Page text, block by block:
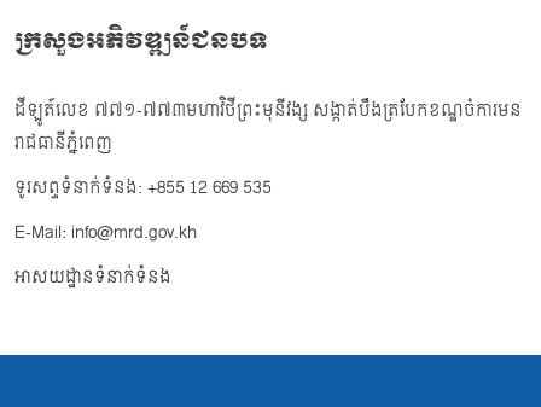
ក្រសួងអភិវឌ្ឍន៍ជនបទ
ដីឡូត៍លេខ ៧៧១-៧៧៣មហាវិថីព្រះមុនីវង្ស សង្កាត់បឹងត្របែកខណ្ឌចំការមន
រាជធានីភ្នំពេញ
ទូរសព្ទទំនាក់ទំនង: +855 12 669 535
E-Mail: info@mrd.gov.kh
អាសយដ្ឋានទំនាក់ទំនង